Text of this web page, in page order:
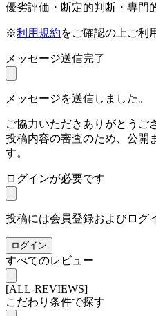
優劣評価・断定的判断・専門
※利用規約をご確認の上ご利
メッセージ送信完了
メッセージを送信しました。
ご協力いただきありがとうご
投稿内容の審査のため、公開
す。
ログインが必要です
投稿には会員登録およびログ
ログイン
すべてのレビュー
[ALL-REVIEWS]
こだわり条件で探す